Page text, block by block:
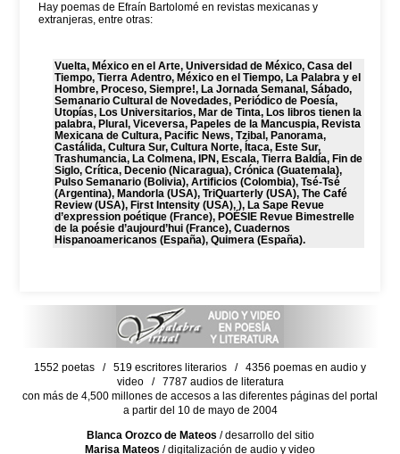
Hay poemas de Efraín Bartolomé en revistas mexicanas y
extranjeras, entre otras:
Vuelta, México en el Arte, Universidad de México, Casa del
Tiempo, Tierra Adentro, México en el Tiempo, La Palabra y el
Hombre, Proceso, Siempre!, La Jornada Semanal, Sábado,
Semanario Cultural de Novedades, Periódico de Poesía,
Utopías, Los Universitarios, Mar de Tinta, Los libros tienen la
palabra, Plural, Viceversa, Papeles de la Mancuspia, Revista
Mexicana de Cultura, Pacific News, Tzibal, Panorama,
Castálida, Cultura Sur, Cultura Norte, Ítaca, Este Sur,
Trashumancia, La Colmena, IPN, Escala, Tierra Baldía, Fin de
Siglo, Crítica, Decenio (Nicaragua), Crónica (Guatemala),
Pulso Semanario (Bolivia), Artificios (Colombia), Tsé-Tsé
(Argentina), Mandorla (USA), TriQuarterly (USA), The Café
Review (USA), First Intensity (USA), ), La Sape Revue
d’expression poétique (France), POÉSIE Revue Bimestrelle
de la poésie d’aujourd’hui (France), Cuadernos
Hispanoamericanos (España), Quimera (España).
1552 poetas / 519 escritores literarios / 4356 poemas en audio y
video / 7787 audios de literatura
con más de 4,500 millones de accesos a las diferentes páginas del portal
a partir del 10 de mayo de 2004
Blanca Orozco de Mateos / desarrollo del sitio
Marisa Mateos / digitalización de audio y video